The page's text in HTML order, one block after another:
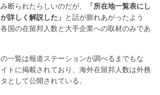
断られたらしいのだが、
「所在地一覧表にし
詳しく解説した」 と話が膨れあがったよう
国の在留邦人数と大手企業への取材のみであ
一覧は報道ステーションが調べるまでもな
トに掲載されており、海外在留邦人数は外務
として公開されている。